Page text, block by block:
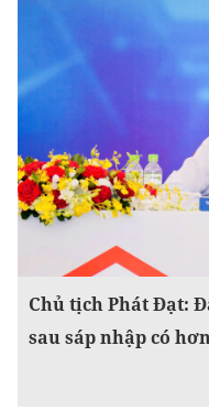
Chủ tịch Phát Đạt:
sau sáp nhập có